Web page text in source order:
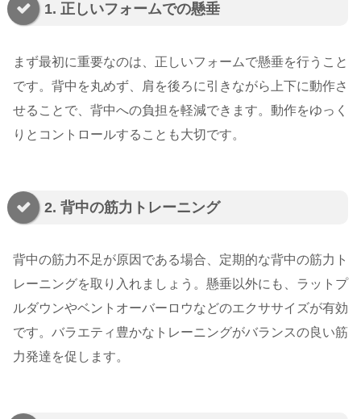
1. 正しいフォームでの懸垂
まず最初に重要なのは、正しいフォームで懸垂を行うこと
です。背中を丸めず、肩を後ろに引きながら上下に動作さ
せることで、背中への負担を軽減できます。動作をゆっく
りとコントロールすることも大切です。
2. 背中の筋力トレーニング
背中の筋力不足が原因である場合、定期的な背中の筋力ト
レーニングを取り入れましょう。懸垂以外にも、ラットプ
ルダウンやベントオーバーロウなどのエクササイズが有効
です。バラエティ豊かなトレーニングがバランスの良い筋
力発達を促します。